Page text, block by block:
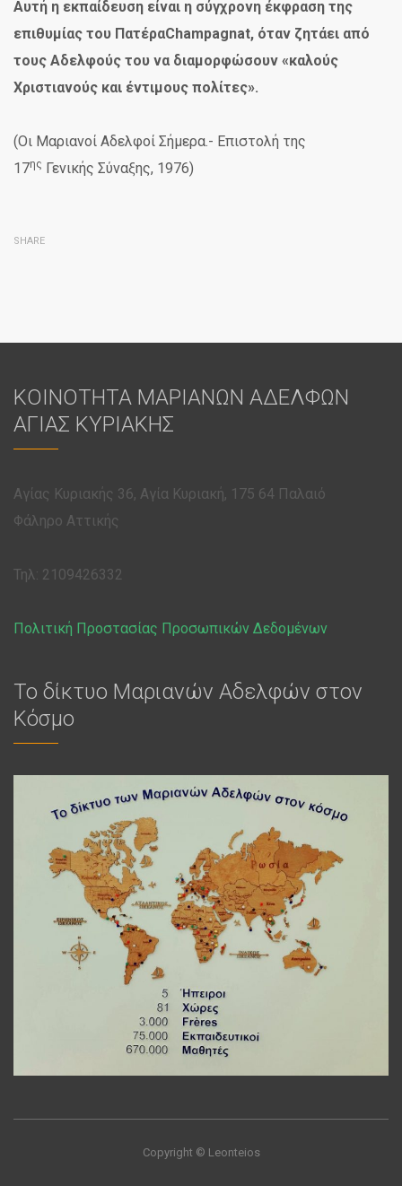
Αυτή η εκπαίδευση είναι η σύγχρονη έκφραση της
επιθυμίας του ΠατέραChampagnat, όταν ζητάει από
τους Αδελφούς του να διαμορφώσουν «καλούς
Χριστιανούς και έντιμους πολίτες».
(Οι Μαριανοί Αδελφοί Σήμερα.- Επιστολή της
17ης Γενικής Σύναξης, 1976)
SHARE
ΚΟΙΝΟΤΗΤΑ ΜΑΡΙΑΝΩΝ ΑΔΕΛΦΩΝ
ΑΓΙΑΣ ΚΥΡΙΑΚΗΣ
Αγίας Κυριακής 36, Αγία Κυριακή, 175 64 Παλαιό
Φάληρο Αττικής
Τηλ: 2109426332
Πολιτική Προστασίας Προσωπικών Δεδομένων
Το δίκτυο Μαριανών Αδελφών στον
Κόσμο
Copyright © Leonteios